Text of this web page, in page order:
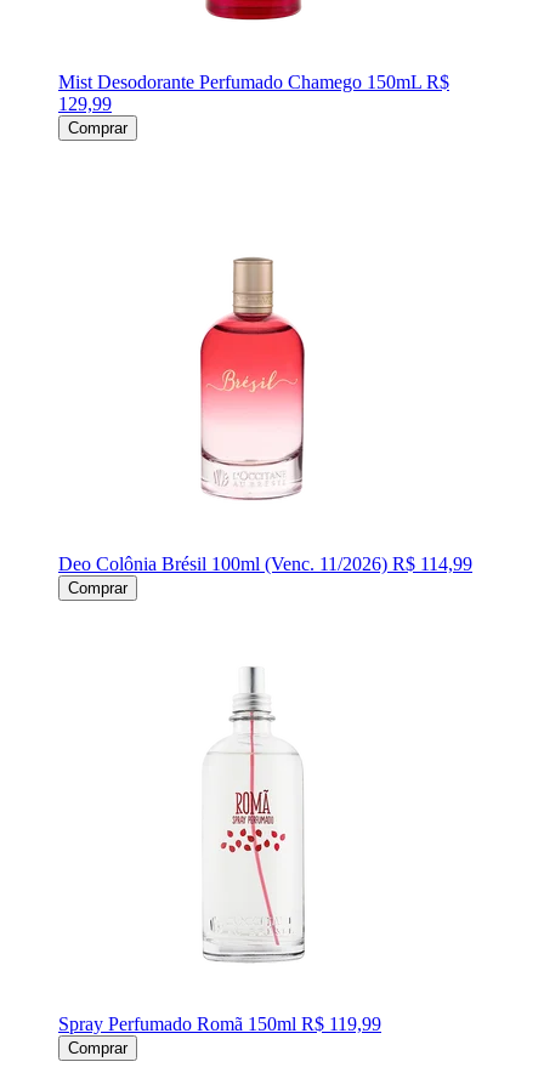
Mist Desodorante Perfumado Chamego 150mL R$
129,99
Comprar
Deo Colônia Brésil 100ml (Venc. 11/2026) R$ 114,99
Comprar
Spray Perfumado Romã 150ml R$ 119,99
Comprar